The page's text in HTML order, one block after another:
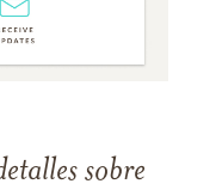
sobre